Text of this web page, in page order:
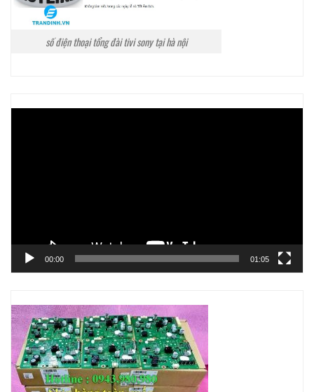
số điện thoại tổng đài tivi sony tại hà nội
00:00 01:05